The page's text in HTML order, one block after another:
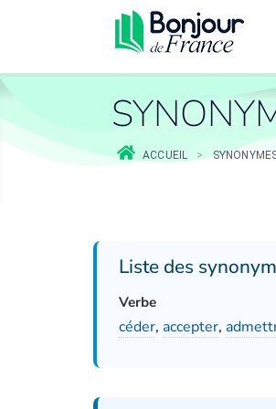
ACCUEIL >
Liste des
Verbe
céder, accepter,